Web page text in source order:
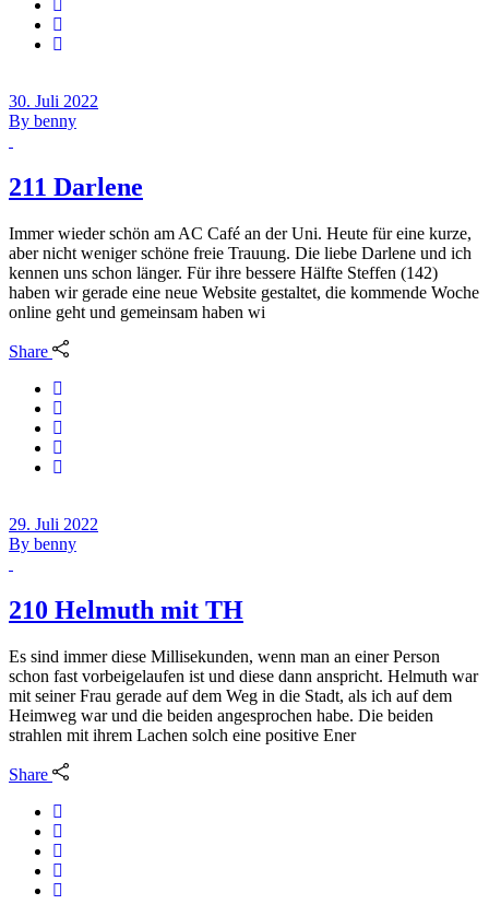
30. Juli 2022
By benny
211 Darlene
Immer wieder schön am AC Café an der Uni. Heute für eine kurze,
aber nicht weniger schöne freie Trauung. Die liebe Darlene und ich
kennen uns schon länger. Für ihre bessere Hälfte Steffen (142)
haben wir gerade eine neue Website gestaltet, die kommende Woche
online geht und gemeinsam haben wi
Share
29. Juli 2022
By benny
210 Helmuth mit TH
Es sind immer diese Millisekunden, wenn man an einer Person
schon fast vorbeigelaufen ist und diese dann anspricht. Helmuth war
mit seiner Frau gerade auf dem Weg in die Stadt, als ich auf dem
Heimweg war und die beiden angesprochen habe. Die beiden
strahlen mit ihrem Lachen solch eine positive Ener
Share